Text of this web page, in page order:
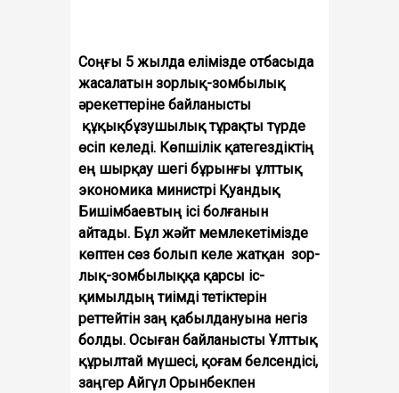
Соңғы 5 жылда елімізде отбасыда
жасалатын зорлық-зомбылық
әрекеттеріне байланысты
құқықбұзу­шылық тұрақты түрде
өсіп келеді. Көпшілік қатегездіктің
ең шырқау шегі бұрынғы ұлттық
экономика министрі Қуандық
Бишімбаевтың ісі болғанын
айтады. Бұл жәйт мемлекетімізде
көптен сөз болып келе жатқан зор­
лық-зомбылыққа қарсы іс-
қимылдың тиімді тетіктерін
реттейтін заң қабылдануына негіз
болды. Осыған байланысты Ұлттық
құрылтай мүшесі, қоғам белсендісі,
заңгер Айгүл Орынбекпен